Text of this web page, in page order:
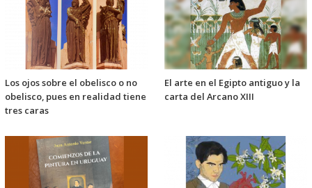
Los ojos sobre el obelisco o no
obelisco, pues en realidad tiene
tres caras
El arte en el Egipto antiguo y la
carta del Arcano XIII